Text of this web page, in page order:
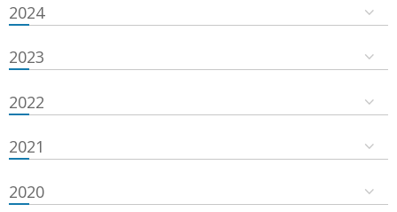
2024
2023
2022
2021
2020